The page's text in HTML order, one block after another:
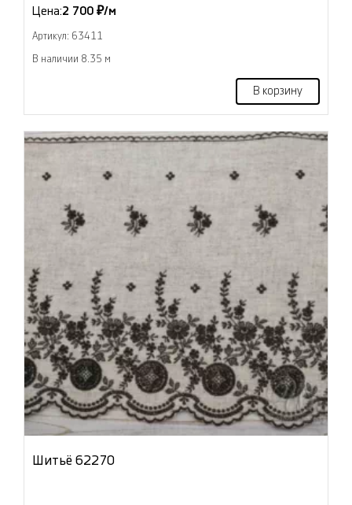
Цена:2 700 ₽/м
Артикул: 63411
В наличии 8.35 м
В корзину
Шитьё 62270